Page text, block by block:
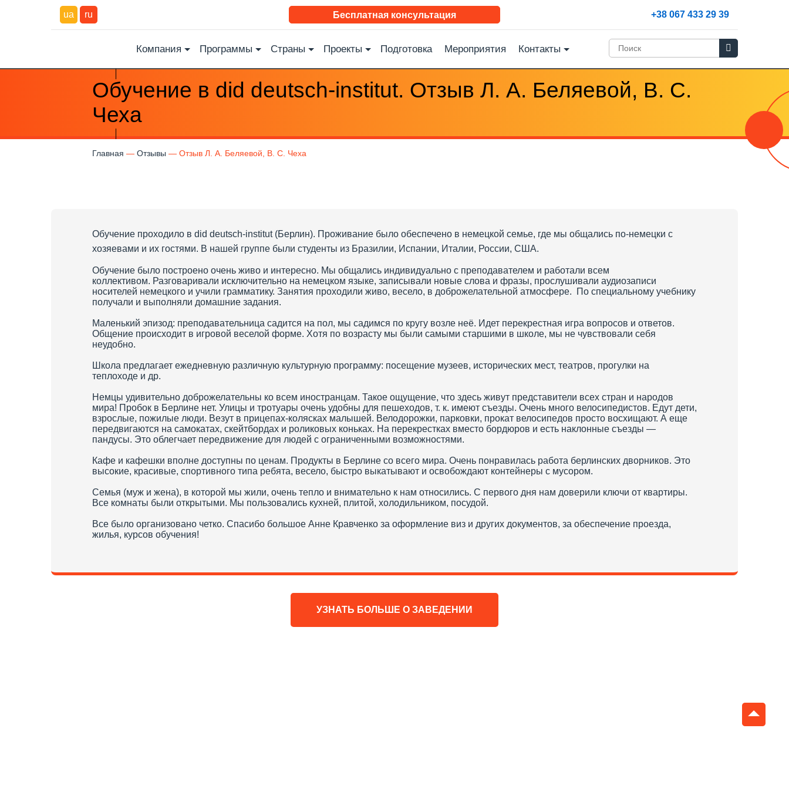
ua ru Бесплатная консультация +38 067 433 29 39
Компания Программы Страны Проекты Подготовка Мероприятия Контакты
Обучение в did deutsch-institut. Отзыв Л. А. Беляевой, В. С.
Чеха
Главная Отзывы Отзыв Л. А. Беляевой, В. С. Чеха
Обучение проходило в did deutsch-institut (Берлин). Проживание было обеспечено в немецкой семье, где мы общались по-немецки с
хозяевами и их гостями. В нашей группе были студенты из Бразилии, Испании, Италии, России, США.
Обучение было построено очень живо и интересно. Мы общались индивидуально с преподавателем и работали всем
коллективом. Разговаривали исключительно на немецком языке, записывали новые слова и фразы, прослушивали аудиозаписи
носителей немецкого и учили грамматику. Занятия проходили живо, весело, в доброжелательной атмосфере. По специальному учебнику
получали и выполняли домашние задания.
Маленький эпизод: преподавательница садится на пол, мы садимся по кругу возле неё. Идет перекрестная игра вопросов и ответов.
Общение происходит в игровой веселой форме. Хотя по возрасту мы были самыми старшими в школе, мы не чувствовали себя
неудобно.
Школа предлагает ежедневную различную культурную программу: посещение музеев, исторических мест, театров, прогулки на
теплоходе и др.
Немцы удивительно доброжелательны ко всем иностранцам. Такое ощущение, что здесь живут представители всех стран и народов
мира! Пробок в Берлине нет. Улицы и тротуары очень удобны для пешеходов, т. к. имеют съезды. Очень много велосипедистов. Едут дети,
взрослые, пожилые люди. Везут в прицепах-колясках малышей. Велодорожки, парковки, прокат велосипедов просто восхищают. А еще
передвигаются на самокатах, скейтбордах и роликовых коньках. На перекрестках вместо бордюров и есть наклонные съезды —
пандусы. Это облегчает передвижение для людей с ограниченными возможностями.
Кафе и кафешки вполне доступны по ценам. Продукты в Берлине со всего мира. Очень понравилась работа берлинских дворников. Это
высокие, красивые, спортивного типа ребята, весело, быстро выкатывают и освобождают контейнеры с мусором.
Семья (муж и жена), в которой мы жили, очень тепло и внимательно к нам относились. С первого дня нам доверили ключи от квартиры.
Все комнаты были открытыми. Мы пользовались кухней, плитой, холодильником, посудой.
Все было организовано четко. Спасибо большое Анне Кравченко за оформление виз и других документов, за обеспечение проезда,
жилья, курсов обучения!
УЗНАТЬ БОЛЬШЕ О ЗАВЕДЕНИИ